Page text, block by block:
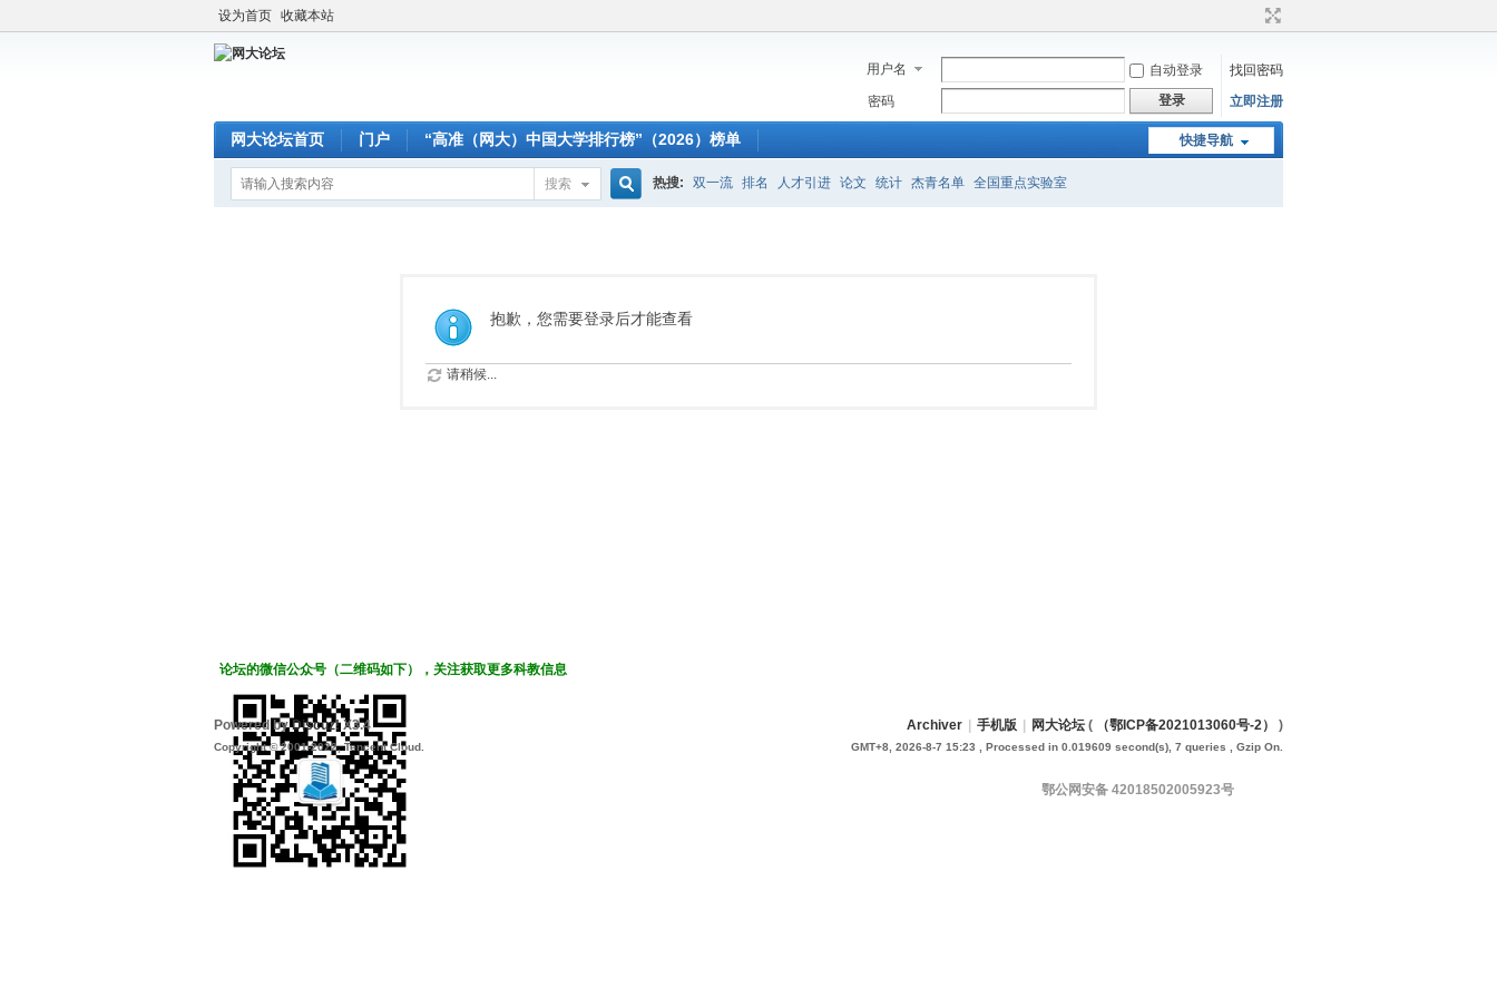
设为首页 收藏本站
用户名 自动登录
找回密码
密码
登录 立即注册
快捷导航
网大论坛首页 门户 “高准（网大）中国大学排行榜”（2026）榜单
搜索
索
热搜: 双一流 排名 人才引进 论文 统计 杰青名单 全国重点实验室
抱歉，您需要登录后才能查看
请稍候...
论坛的微信公众号（二维码如下），关注获取更多科教信息
Archiver 手机版 网大论坛 ( （鄂ICP备2021013060号-2） )
GMT+8, 2026-8-7 15:23 , Processed in 0.019609 second(s), 7 queries , Gzip On.
鄂公网安备 42018502005923号
Powered byDiscuz! X3.4
Copyright © 2001-2022, Tencent Cloud.